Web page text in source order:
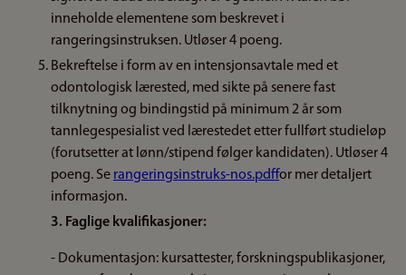
inneholde elementene som beskrevet i
rangeringsinstruksen. Utløser 4 poeng.
Bekreftelse i form av en intensjonsavtale med et
odontologisk lærested, med sikte på senere fast
tilknytning og bindingstid på minimum 2 år som
tannlegespesialist ved lærestedet etter fullført studieløp
(forutsetter at lønn/stipend følger kandidaten). Utløser 4
poeng. Se rangeringsinstruks-nos.pdffor mer detaljert
informasjon.
3. Faglige kvalifikasjoner:
- Dokumentasjon: kursattester, forskningspublikasjoner,